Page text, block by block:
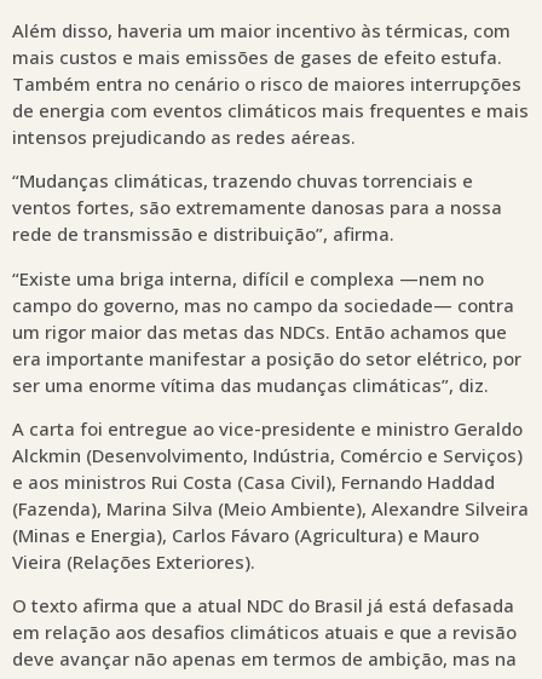
Além disso, haveria um maior incentivo às térmicas, com
mais custos e mais emissões de gases de efeito estufa.
Também entra no cenário o risco de maiores interrupções
de energia com eventos climáticos mais frequentes e mais
intensos prejudicando as redes aéreas.
“Mudanças climáticas, trazendo chuvas torrenciais e
ventos fortes, são extremamente danosas para a nossa
rede de transmissão e distribuição”, afirma.
“Existe uma briga interna, difícil e complexa —nem no
campo do governo, mas no campo da sociedade— contra
um rigor maior das metas das NDCs. Então achamos que
era importante manifestar a posição do setor elétrico, por
ser uma enorme vítima das mudanças climáticas”, diz.
A carta foi entregue ao vice-presidente e ministro Geraldo
Alckmin (Desenvolvimento, Indústria, Comércio e Serviços)
e aos ministros Rui Costa (Casa Civil), Fernando Haddad
(Fazenda), Marina Silva (Meio Ambiente), Alexandre Silveira
(Minas e Energia), Carlos Fávaro (Agricultura) e Mauro
Vieira (Relações Exteriores).
O texto afirma que a atual NDC do Brasil já está defasada
em relação aos desafios climáticos atuais e que a revisão
deve avançar não apenas em termos de ambição, mas na